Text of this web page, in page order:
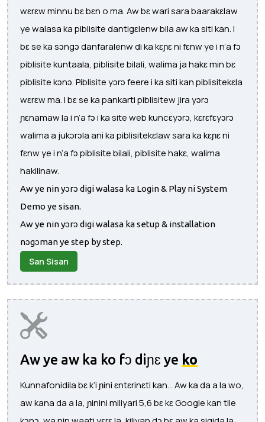
wɛrɛw minnu bɛ bɛn o ma. Aw bɛ wari sara baarakɛlaw
ye walasa ka piblisite dantigɛlenw bila aw ka siti kan. I
bɛ se ka sɔngɔ danfaralenw di ka kɛɲɛ ni fɛnw ye i n’a fɔ
piblisite kuntaala, piblisite bilali, walima ja hakɛ min bɛ
piblisite kɔnɔ. Piblisite yɔrɔ feere i ka siti kan piblisitekɛla
wɛrɛw ma. I bɛ se ka pankarti piblisitew jira yɔrɔ
ɲɛnamaw la i n’a fɔ i ka site web kuncɛyɔrɔ, kɛrɛfɛyɔrɔ
walima a jukɔrɔla ani ka piblisitekɛlaw sara ka kɛɲɛ ni
fɛnw ye i n’a fɔ piblisite bilali, piblisite hakɛ, walima
hakilinaw.
Aw ye nin yɔrɔ digi walasa ka Login & Play ni System
Demo ye sisan.
Aw ye nin yɔrɔ digi walasa ka setup & installation
nɔgɔman ye step by step.
San Sisan
Aw ye aw ka ko fɔ diɲɛ ye ko
Kunnafonidila bɛ k’i ɲini ɛntɛrinɛti kan... Aw ka da a la wo,
aw kana da a la, ɲinini miliyari 5,6 bɛ kɛ Google kan tile